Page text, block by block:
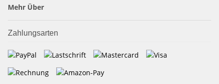
Mehr Über
Zahlungsarten